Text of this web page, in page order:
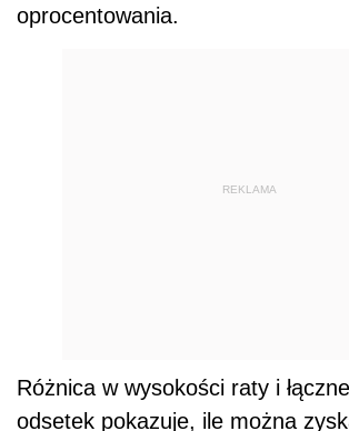
oprocentowania.
REKLAMA
Różnica w wysokości raty i
odsetek pokazuje, ile można